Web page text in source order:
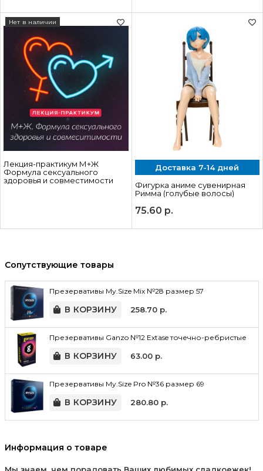
Лекция-практикум М+Ж
Формула сексуального
здоровья и совместимости
Нет в наличии
Доставка 7-14 дней
Фигурка аниме сувенирная
Римма (голубые волосы)
75.60 р.
Сопутствующие товары
Презервативы My.Size Mix №28 размер 57
В КОРЗИНУ 258.70р.
Презервативы Ganzo №12 Extase точечно-ребристые
В КОРЗИНУ 63.00р.
Презервативы My.Size Pro №36 размер 69
В КОРЗИНУ 280.80р.
Информация о товаре
Мы знаем, чем порадовать Ваших любимых сладкоежек!